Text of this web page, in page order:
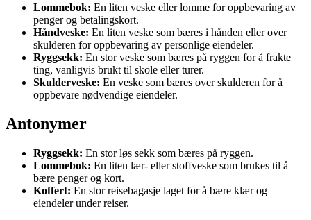
Lommebok: En liten veske eller lomme for oppbevaring av
penger og betalingskort.
Håndveske: En liten veske som bæres i hånden eller over
skulderen for oppbevaring av personlige eiendeler.
Ryggsekk: En stor veske som bæres på ryggen for å frakte
ting, vanligvis brukt til skole eller turer.
Skulderveske: En veske som bæres over skulderen for å
oppbevare nødvendige eiendeler.
Antonymer
Ryggsekk: En stor løs sekk som bæres på ryggen.
Lommebok: En liten lær- eller stoffveske som brukes til å
bære penger og kort.
Koffert: En stor reisebagasje laget for å bære klær og
eiendeler under reiser.